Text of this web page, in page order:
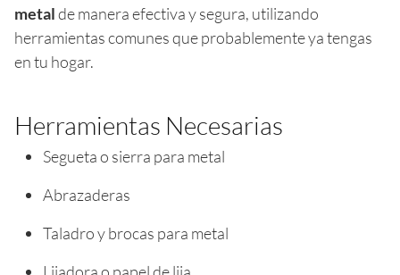
metalde manera efectiva y segura, utilizando
herramientas comunes que probablemente ya tengas
en tu hogar.
Herramientas Necesarias
Segueta o sierra para metal
Abrazaderas
Taladro y brocas para metal